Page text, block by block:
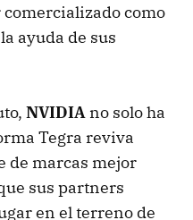
comercializado como
ayuda de sus
NVIDIA no solo ha
Tegra reviva
de marcas mejor
sus partners
en el terreno de